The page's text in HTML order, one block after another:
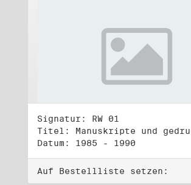
Signatur: RW 01
Datum: 1985 - 1990
Auf Bestellliste setzen: